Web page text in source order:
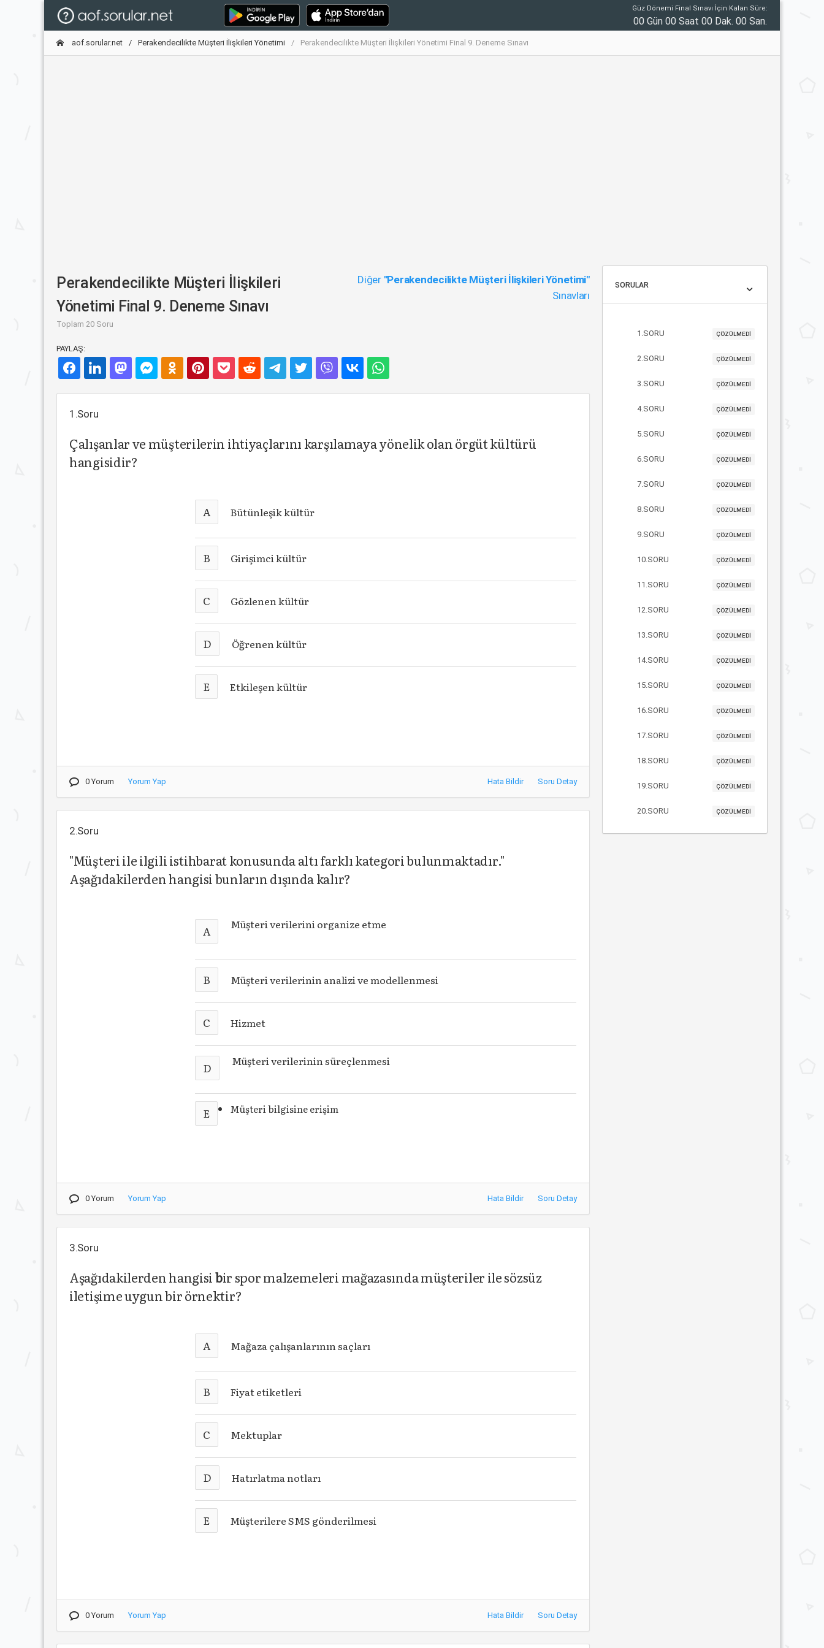
Güz Dönemi Final Sınavı İçin Kalan Süre:
00 Gün 00 Saat 00 Dak. 00 San.
aof.sorular.net Perakendecilikte Müşteri İlişkileri Yönetimi Perakendecilikte Müşteri İlişkileri Yönetimi Final 9. Deneme Sınavı
Perakendecilikte Müşteri İlişkileri
Yönetimi Final 9. Deneme Sınavı
Toplam 20 Soru
Diğer "Perakendecilikte Müşteri İlişkileri Yönetimi"
Sınavları
PAYLAŞ:
1.Soru
Çalışanlar ve müşterilerin ihtiyaçlarını karşılamaya yönelik olan örgüt kültürü
hangisidir?
A Bütünleşik kültür
B Girişimci kültür
C Gözlenen kültür
D Öğrenen kültür
E Etkileşen kültür
0 Yorum Yorum Yap Hata Bildir Soru Detay
2.Soru
"Müşteri ile ilgili istihbarat konusunda altı farklı kategori bulunmaktadır."
Aşağıdakilerden hangisi bunların dışında kalır?
A Müşteri verilerini organize etme
B Müşteri verilerinin analizi ve modellenmesi
C Hizmet
D Müşteri verilerinin süreçlenmesi
E Müşteri bilgisine erişim
0 Yorum Yorum Yap Hata Bildir Soru Detay
3.Soru
Aşağıdakilerden hangisibir spor malzemeleri mağazasında müşteriler ile sözsüz
iletişime uygun bir örnektir?
A Mağaza çalışanlarının saçları
B Fiyat etiketleri
C Mektuplar
D Hatırlatma notları
E Müşterilere SMS gönderilmesi
0 Yorum Yorum Yap Hata Bildir Soru Detay
SORULAR
1.SORU ÇÖZÜLMEDİ
2.SORU ÇÖZÜLMEDİ
3.SORU ÇÖZÜLMEDİ
4.SORU ÇÖZÜLMEDİ
5.SORU ÇÖZÜLMEDİ
6.SORU ÇÖZÜLMEDİ
7.SORU ÇÖZÜLMEDİ
8.SORU ÇÖZÜLMEDİ
9.SORU ÇÖZÜLMEDİ
10.SORU ÇÖZÜLMEDİ
11.SORU ÇÖZÜLMEDİ
12.SORU ÇÖZÜLMEDİ
13.SORU ÇÖZÜLMEDİ
14.SORU ÇÖZÜLMEDİ
15.SORU ÇÖZÜLMEDİ
16.SORU ÇÖZÜLMEDİ
17.SORU ÇÖZÜLMEDİ
18.SORU ÇÖZÜLMEDİ
19.SORU ÇÖZÜLMEDİ
20.SORU ÇÖZÜLMEDİ